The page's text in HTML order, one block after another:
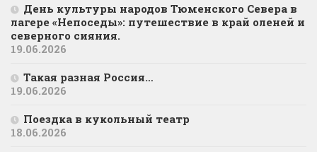
День культуры народов Тюменского Севера в
лагере «Непоседы»: путешествие в край оленей и
северного сияния.
19.06.2026
Такая разная Россия…
19.06.2026
Поездка в кукольный театр
18.06.2026